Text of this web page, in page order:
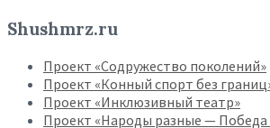
Shushmrz.ru
Проект «Содружество поколений»
Проект «Конный спорт без
Проект «Инклюзивный театр»
Проект «Народы разные — Победа